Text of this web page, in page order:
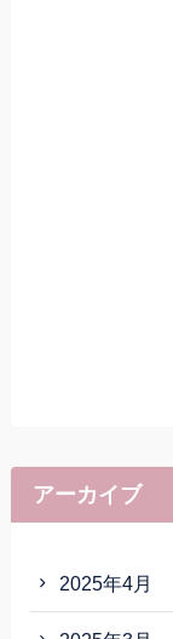
アーカイブ
2025年4月